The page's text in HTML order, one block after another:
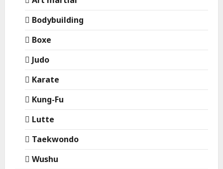
Bodybuilding
Boxe
Judo
Karate
Kung-Fu
Lutte
Taekwondo
Wushu